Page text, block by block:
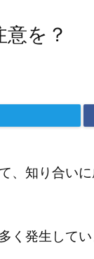
を？
、知り合い
く発生してい